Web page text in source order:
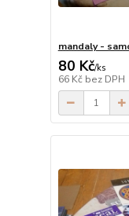
mandaly -
80 Kč/ks
66 Kč bez DPH